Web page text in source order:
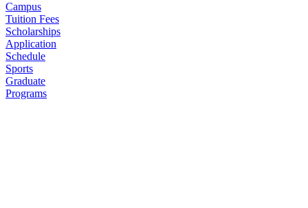
Campus
Tuition Fees
Scholarships
Application
Schedule
Sports
Graduate
Programs